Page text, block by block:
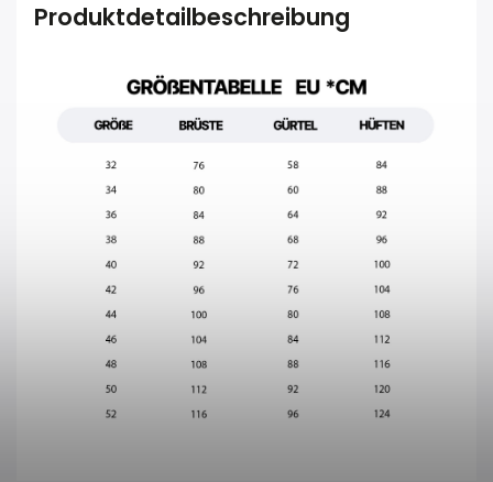
Produktdetailbeschreibung